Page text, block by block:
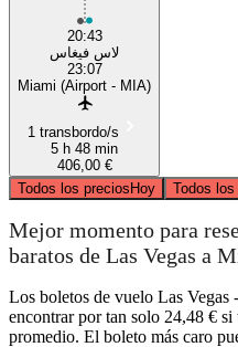
20:43
لاس فيغاس
23:07
Miami (Airport - MIA)
1 transbordo/s
5 h 48 min
406,00 €
Todos los preciosHoy Todos
Mejor momento para
baratos de Las Vegas a
Los boletos de vuelo Las Vegas
encontrar por tan solo 24,48 € si
promedio. El boleto más caro